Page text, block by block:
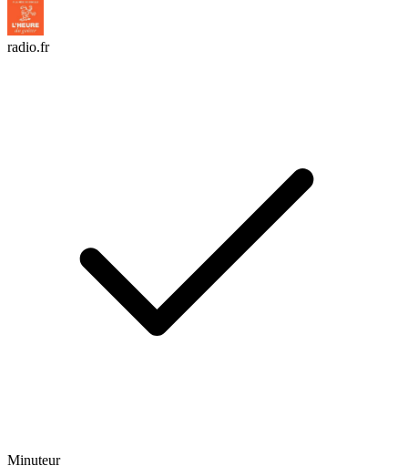
radio.fr
Minuteur